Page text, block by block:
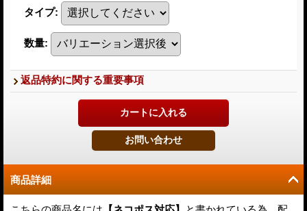
タイプ:
数量:
返品特約に関する重要事項
商品詳細